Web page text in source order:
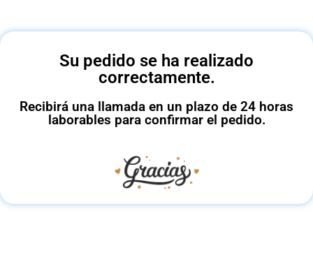
Su pedido se ha realizado
correctamente.
Recibirá una llamada en un plazo de 24 horas
laborables para confirmar el pedido.